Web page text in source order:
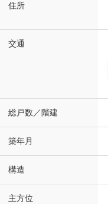
住所
交通
総戸数／階建
築年月
構造
主方位